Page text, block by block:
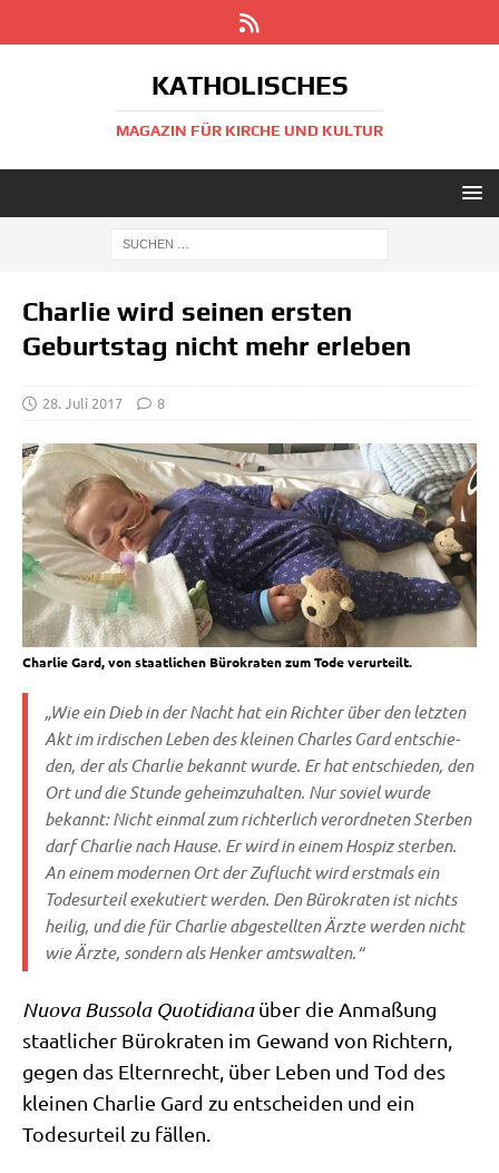
KATHOLISCHES
MAGAZIN FÜR KIRCHE UND KULTUR
Charlie wird seinen ersten
Geburtstag nicht mehr erleben
28. Juli 2017 8
Charlie Gard, von staatlichen Bürokraten zum Tode verurteilt.
„Wie ein Dieb in der Nacht hat ein Rich­ter über den letz­ten
Akt im irdi­schen Leben des klei­nen Charles Gard ent­schie­
den, der als Char­lie bekannt wur­de. Er hat ent­schie­den, den
Ort und die Stun­de geheim­zu­hal­ten. Nur soviel wur­de
bekannt: Nicht ein­mal zum rich­ter­lich ver­ord­ne­ten Ster­ben
darf Char­lie nach Hau­se. Er wird in einem Hos­piz ster­ben.
An einem moder­nen Ort der Zuflucht wird erst­mals ein
Todes­ur­teil exe­ku­tiert wer­den. Den Büro­kra­ten ist nichts
hei­lig, und die für Char­lie abge­stell­ten Ärz­te wer­den nicht
wie Ärz­te, son­dern als Hen­ker amtswalten.“
Nuo­va Bus­so­la Quo­ti­dia­naüber die Anma­ßung
staat­li­cher Büro­kra­ten im Gewand von Rich­tern,
gegen das Eltern­recht, über Leben und Tod des
klei­nen Char­lie Gard zu ent­schei­den und ein
Todes­ur­teil zu fällen.